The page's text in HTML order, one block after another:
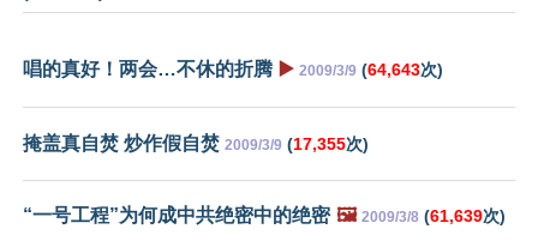
唱的真好！两会…不休的折腾 ▶️ 2009/3/9 (64,643次)
掩盖真自焚 炒作假自焚 2009/3/9 (17,355次)
“一号工程”为何成中共绝密中的绝密 🖼️ 2009/3/8 (61,639次)